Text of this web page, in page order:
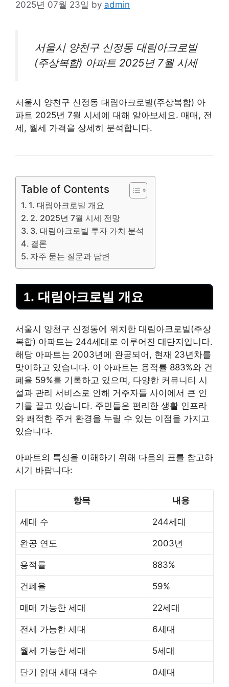
2025년 07월 23일 by admin
서울시 양천구 신정동 대림아크로빌
(주상복합) 아파트 2025년 7월 시세
서울시 양천구 신정동 대림아크로빌(주상복합) 아
파트 2025년 7월 시세에 대해 알아보세요. 매매, 전
세, 월세 가격을 상세히 분석합니다.
Table of Contents
1. 대림아크로빌 개요
2. 2025년 7월 시세 전망
3. 대림아크로빌 투자 가치 분석
결론
자주 묻는 질문과 답변
1. 대림아크로빌 개요
서울시 양천구 신정동에 위치한 대림아크로빌(주상
복합) 아파트는 244세대로 이루어진 대단지입니다.
해당 아파트는 2003년에 완공되어, 현재 23년차를
맞이하고 있습니다. 이 아파트는 용적률 883%와 건
폐율 59%를 기록하고 있으며, 다양한 커뮤니티 시
설과 관리 서비스로 인해 거주자들 사이에서 큰 인
기를 끌고 있습니다. 주민들은 편리한 생활 인프라
와 쾌적한 주거 환경을 누릴 수 있는 이점을 가지고
있습니다.
아파트의 특성을 이해하기 위해 다음의 표를 참고하
시기 바랍니다:
항목 내용
세대 수 244세대
완공 연도 2003년
용적률 883%
건폐율 59%
매매 가능한 세대 22세대
전세 가능한 세대 6세대
월세 가능한 세대 5세대
단기 임대 세대 대수 0세대